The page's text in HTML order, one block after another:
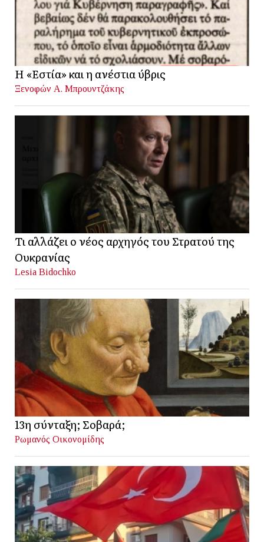
Η «Εστία» και η ανέστια ύβρις
Ξενοφών Α. Μπρουντζάκης
Τι αλλάζει ο νέος αρχηγός του Στρατού της
Ουκρανίας
Lesia Bidochko
13η σύνταξη; Σοβαρά;
Ρωμανός Οικονομίδης